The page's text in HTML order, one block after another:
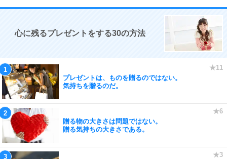
心に残るプレゼントをする30の方法
プレゼントは、ものを贈るのではない。
気持ちを贈るのだ。
贈る物の大きさは問題ではない。
贈る気持ちの大きさである。